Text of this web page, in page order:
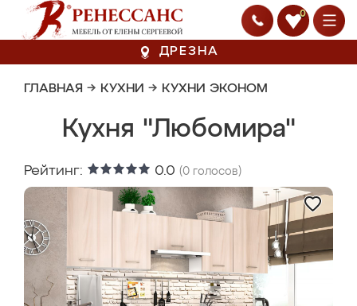
0
ДРЕЗНА
ГЛАВНАЯ → КУХНИ → КУХНИ ЭКОНОМ
Кухня "Любомира"
Рейтинг: 0.0 (0 голосов)